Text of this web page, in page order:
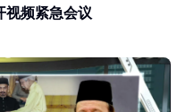
视频紧急会议